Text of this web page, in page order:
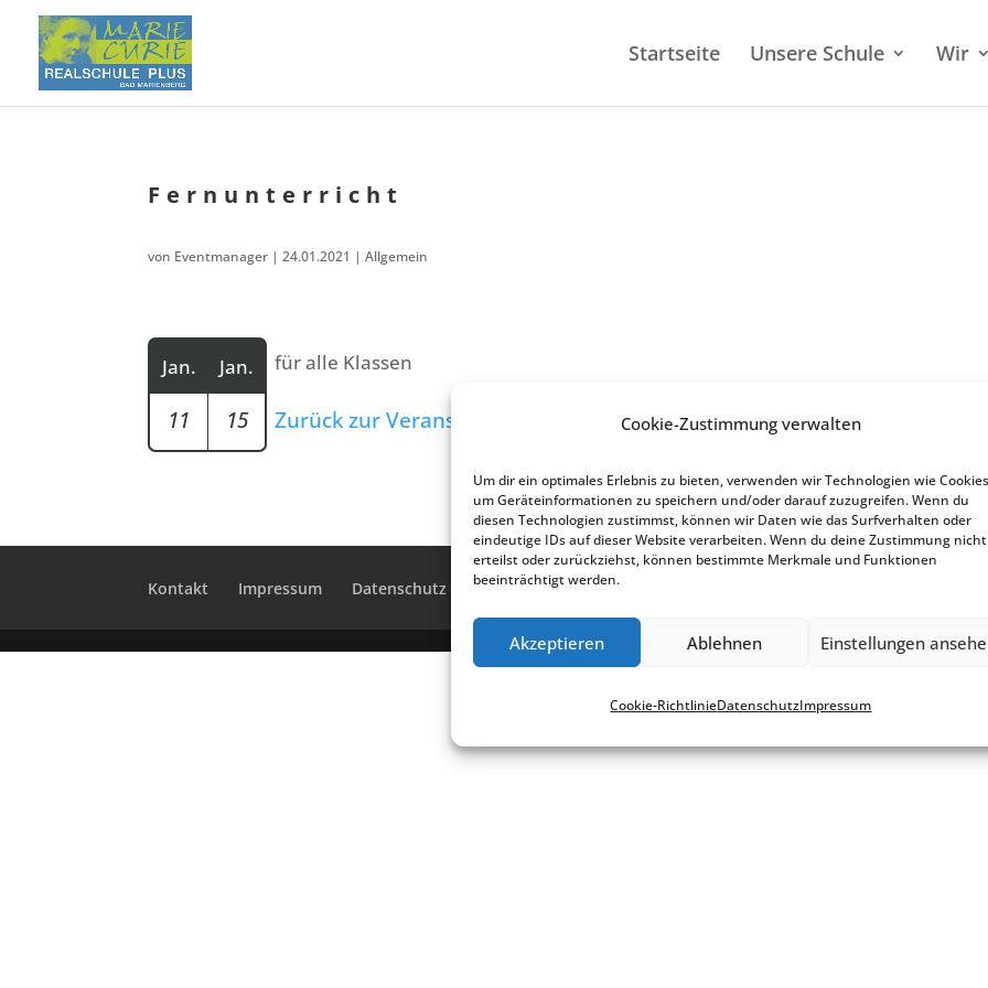
Cookie-Zustimmung verwalten
Um dir ein optimales Erlebnis zu bieten, verwenden wir Technologien wie
um Geräteinformationen zu speichern und/oder darauf zuzugreifen. Wenn du
diesen Technologien zustimmst, können wir Daten wie das Surfverhalten oder
eindeutige IDs auf dieser Website verarbeiten. Wenn du deine Zustimmung nicht
erteilst oder zurückziehst, können bestimmte Merkmale und Funktionen
beeinträchtigt werden.
Akzeptieren Ablehnen Einstellungen
Cookie-Richt­li­nieDaten­schutzImpres­sum
Start­sei­te Unsere Schule Wir
Fernun­ter­richt
von Eventmanager |24.01.2021 | Allgemein
Jan.
11
Jan.
15
für alle Klassen
Zurück zur Veranstaltungsliste
Kontakt Impres­sum Daten­schutz Cookie-Richt­­li­­nie